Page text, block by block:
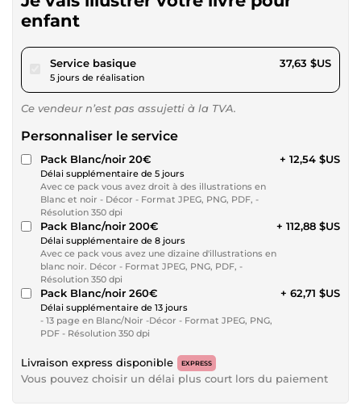
enfant
Service basiquepour 34,68 $US
5 jours de réalisation
37,63 $US
Ce vendeur n’est pas assujetti à la TVA.
Personnaliser le service
Pack Blanc/noir 20€
Délai supplémentaire de 5 jours
Avec ce pack vous avez droit à des illustrations en
Blanc et noir - Décor - Format JPEG, PNG, PDF, -
Résolution 350 dpi
+ 12,54 $US
Pack Blanc/noir 200€
Délai supplémentaire de 8 jours
Avec ce pack vous avez une dizaine d'illustrations en
blanc noir. Décor - Format JPEG, PNG, PDF, -
Résolution 350 dpi
+ 112,88 $US
Pack Blanc/noir 260€
Délai supplémentaire de 13 jours
- 13 page en Blanc/Noir -Décor - Format JPEG, PNG,
PDF - Résolution 350 dpi
+ 62,71 $US
Livraison express disponible EXPRESS
Vous pouvez choisir un délai plus court lors du paiement